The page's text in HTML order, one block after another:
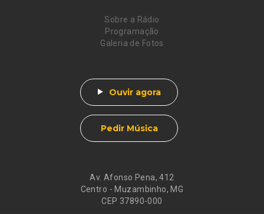
Av. Afonso Pena, 412
Centro - Muzambinho, MG
CEP 37890-000
Sobre a Rádio
Programação
Galeria de Fotos
Ouvir agora
Pedir Música